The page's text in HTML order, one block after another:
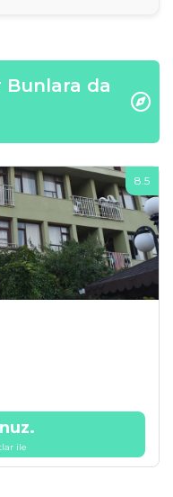
Bunlara da
8.5
ile